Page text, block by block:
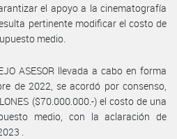
el apoyo a la cinematografía
pertinente modificar el costo de
medio.
ASESOR llevada a cabo en forma
de 2022, se acordó por consenso,
($70.000.000.-) el costo de una
medio, con la aclaración de
.